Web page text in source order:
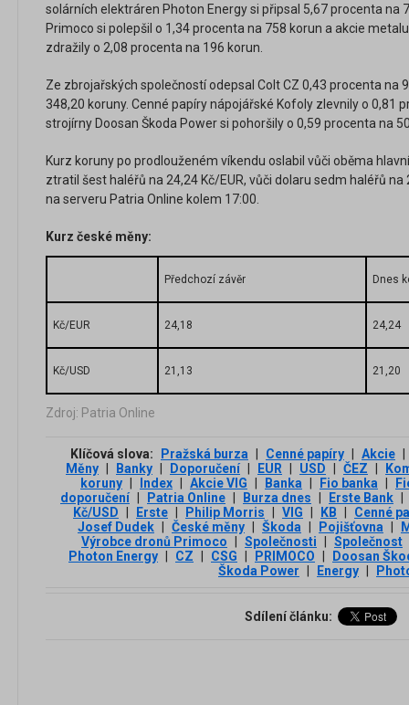
solárních elektráren Photon Energy si připsal 5,67 procenta na
Primoco si polepšil o 1,34 procenta na 758 korun a akcie
zdražily o 2,08 procenta na 196 korun.
Ze zbrojařských společností odepsal Colt CZ 0,43 procenta na
348,20 koruny. Cenné papíry nápojářské Kofoly zlevnily o 0,81
strojírny Doosan Škoda Power si pohoršily o 0,59 procenta na
Kurz koruny po prodlouženém víkendu oslabil vůči oběma
ztratil šest haléřů na 24,24 Kč/EUR, vůči dolaru sedm haléřů na
na serveru Patria Online kolem 17:00.
Kurz české měny:
Předchozí závěr Dnes
Kč/EUR 24,18 24,24
Kč/USD 21,13 21,20
Zdroj: Patria Online
Klíčová slova: Pražská burza | Cenné papíry | Akcie |
Měny | Banky | Doporučení | EUR | USD | ČEZ |
koruny | Index | Akcie VIG | Banka | Fio banka |
doporučení | Patria Online | Burza dnes | Erste Bank |
Kč/USD | Erste | Philip Morris | VIG | KB |
Cenné
Josef Dudek | České měny | Škoda | Pojišťovna |
Výrobce dronů Primoco | Společnosti | Společnost
Photon Energy | CZ | CSG | PRIMOCO |
Doosan
Škoda Power | Energy |
Sdílení článku: